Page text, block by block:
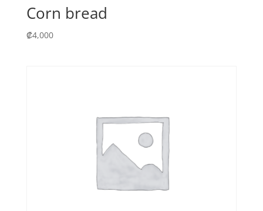
Corn bread
₡4,000